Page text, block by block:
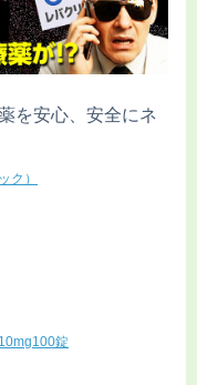
を安心、安全にネ
ク）
錠